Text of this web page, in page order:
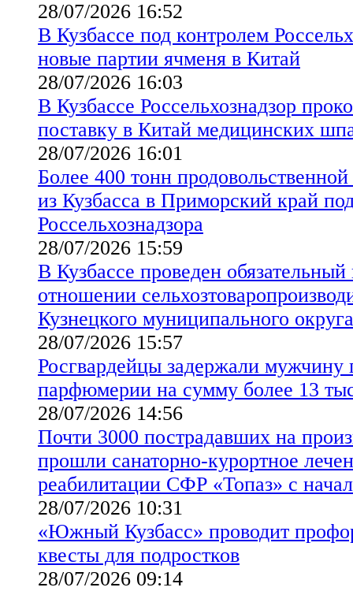
28/07/2026 16:52
В Кузбассе под контролем
новые партии ячменя в Китай
28/07/2026 16:03
В Кузбассе Россельхознадзор
поставку в Китай медицинских
28/07/2026 16:01
Более 400 тонн
из Кузбасса в Приморский край
Россельхознадзора
28/07/2026 15:59
В Кузбассе проведен
отношении
Кузнецкого муниципального округа
28/07/2026 15:57
Росгвардейцы задержали мужчину
парфюмерии на сумму более 13
28/07/2026 14:56
Почти 3000 пострадавших на
прошли санаторно-курортное
реабилитации СФР «Топаз» с
28/07/2026 10:31
«Южный Кузбасс» проводит
квесты для подростков
28/07/2026 09:14